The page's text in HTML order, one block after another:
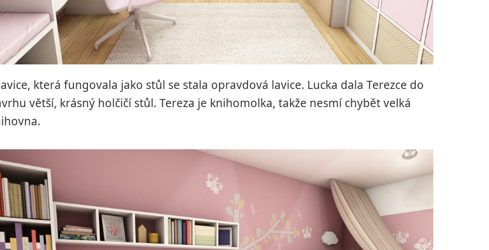
která fungovala jako stůl se stala opravdová lavice. Lucka dala Terezce do
větší, krásný holčičí stůl. Tereza je knihomolka, takže nesmí chybět velká